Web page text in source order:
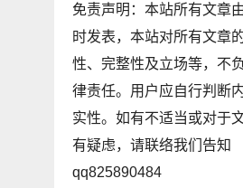
免责声明：本站所有文章
时发表，本站对所有文章
性、完整性及立场等，不
律责任。用户应自行判断
实性。如有不适当或对于
有疑虑，请联络我们告知
qq825890484